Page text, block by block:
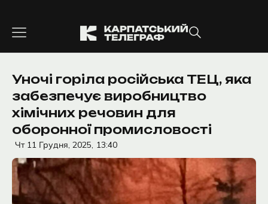
вмісту
Уночі горіла російська ТЕЦ, яка
забезпечує виробництво
хімічних речовин для
оборонної промисловості
Чт 11 Грудня, 2025, 13:40